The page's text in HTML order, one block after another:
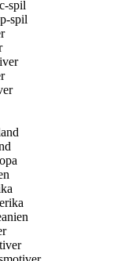
spil
spil